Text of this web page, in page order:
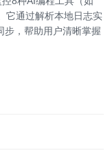
它通过解析本地日志实
步，帮助用户清晰掌握